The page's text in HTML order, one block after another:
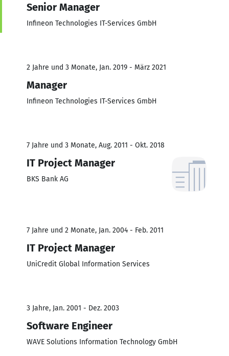
Senior Manager
Infineon Technologies IT-Services GmbH
2 Jahre und 3 Monate, Jan. 2019 - März 2021
Manager
Infineon Technologies IT-Services GmbH
7 Jahre und 3 Monate, Aug. 2011 - Okt. 2018
IT Project Manager
BKS Bank AG
7 Jahre und 2 Monate, Jan. 2004 - Feb. 2011
IT Project Manager
UniCredit Global Information Services
3 Jahre, Jan. 2001 - Dez. 2003
Software Engineer
WAVE Solutions Information Technology GmbH